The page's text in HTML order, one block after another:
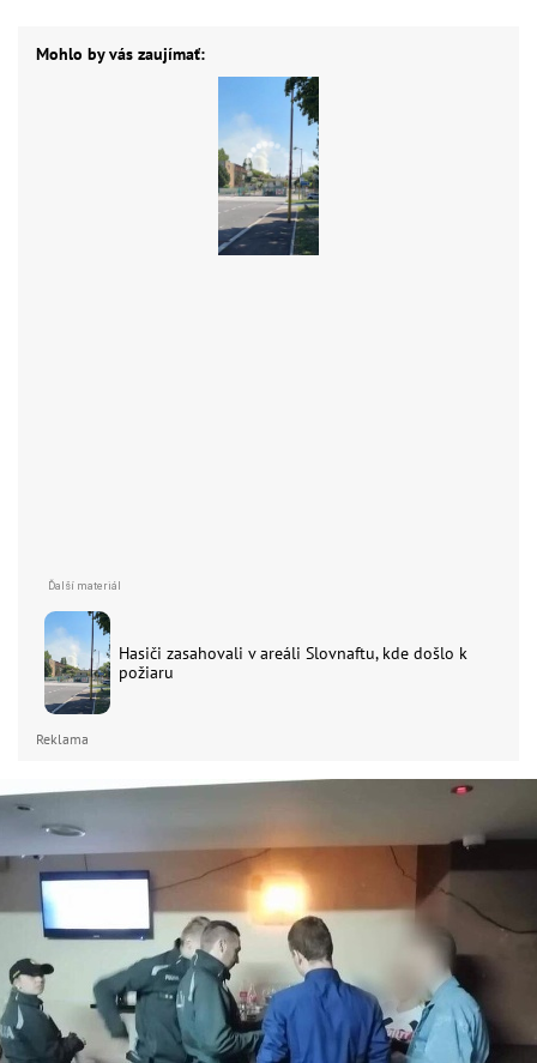
Mohlo by vás zaujímať:
Hasiči zasahovali v areáli Slovnaftu, kde došlo k
požiaru
Reklama